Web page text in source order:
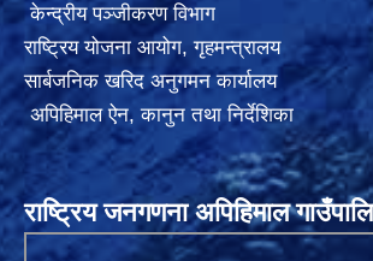
केन्द्रीय पञ्जीकरण विभाग
राष्ट्रिय योजना आयोग,गृहमन्त्रालय
सार्बजनिक खरिद अनुगमन कार्यालय
अपिहिमाल ऐन, कानुन तथा निर्देशिका
राष्ट्रिय जनगणना अपिहिमाल